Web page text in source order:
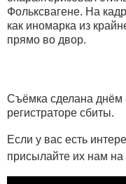
Фольксвагене. На
как иномарка из
прямо во двор.
Съёмка сделана днём
регистраторе сбиты.
Если у вас есть
присылайте их нам на